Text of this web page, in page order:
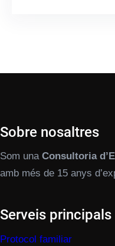
Sobre nosaltres
Som una Consultoria
amb més de 15 anys
Serveis principals
Protocol familiar